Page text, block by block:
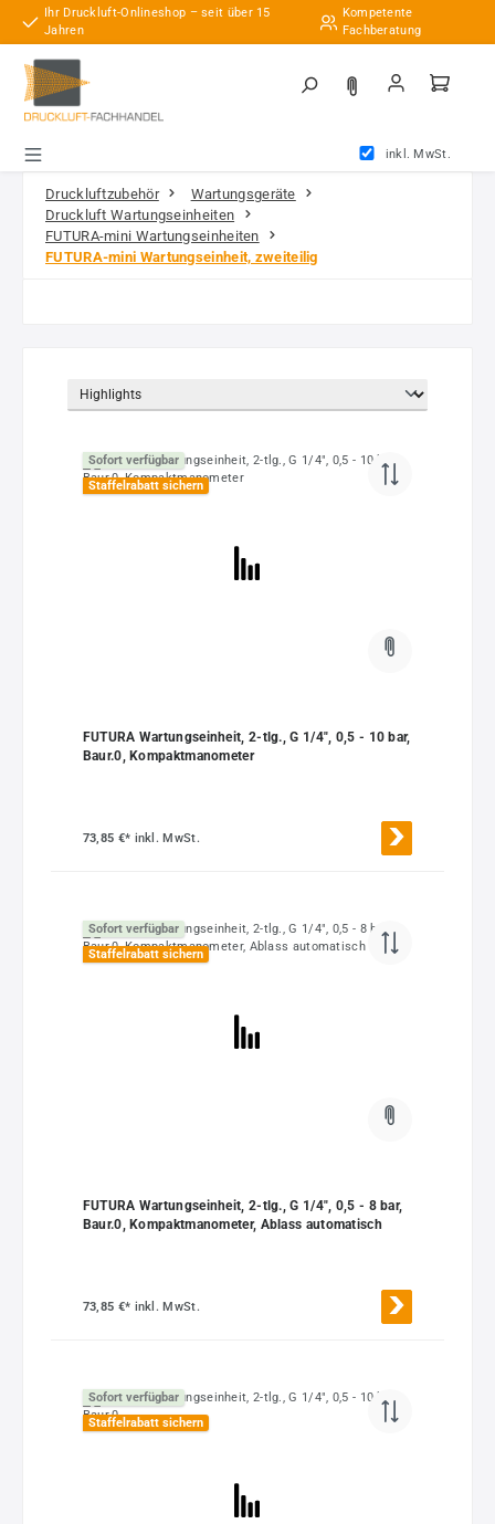
Zum Hauptinhalt springen
Ihr Druckluft-Onlineshop – seit über 15
Jahren
Kompetente
Fachberatung
inkl. MwSt.
Druckluftzubehör
Wartungsgeräte
Druckluft Wartungseinheiten
FUTURA-mini Wartungseinheiten
FUTURA-mini Wartungseinheit, zweiteilig
Sofort verfügbar
Staffelrabatt sichern
FUTURA Wartungseinheit, 2-tlg., G 1/4", 0,5 - 10 bar,
Baur.0, Kompaktmanometer
73,85 €* inkl. MwSt.
Sofort verfügbar
Staffelrabatt sichern
FUTURA Wartungseinheit, 2-tlg., G 1/4", 0,5 - 8 bar,
Baur.0, Kompaktmanometer, Ablass automatisch
73,85 €* inkl. MwSt.
Sofort verfügbar
Staffelrabatt sichern